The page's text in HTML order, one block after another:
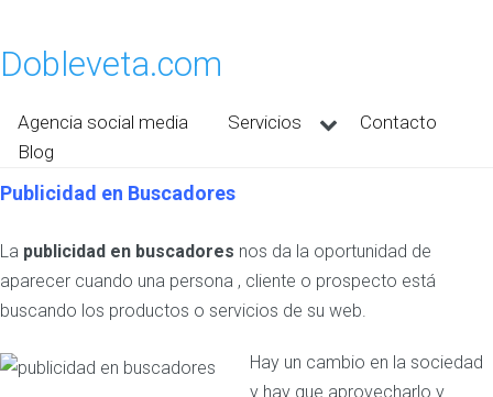
Dobleveta.com
Agencia social media Servicios
Contacto
Blog
Publicidad en Buscadores
La publicidad en buscadores nos da la oportunidad de
aparecer cuando una persona , cliente o prospecto está
buscando los productos o servicios de su web.
Hay un cambio en la sociedad
y hay que aprovecharlo y